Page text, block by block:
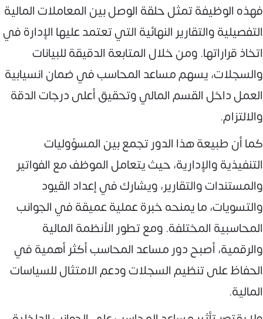
فهذه الوظيفة تمثل حلقة الوصل بين المعاملات المالية
التفصيلية والتقارير النهائية التي تعتمد عليها الإدارة في
اتخاذ قراراتها. ومن خلال المتابعة الدقيقة للبيانات
والسجلات، يسهم مساعد المحاسب في ضمان انسيابية
العمل داخل القسم المالي وتحقيق أعلى درجات الدقة
والالتزام.
كما أن طبيعة هذا الدور تجمع بين المسؤوليات
التنفيذية والإدارية، حيث يتعامل الموظف مع الفواتير
والمستندات والتقارير، ويشارك في إعداد القيود
والتسويات، ما يمنحه خبرة عملية عميقة في الجوانب
المحاسبية المختلفة. ومع تطور الأنظمة المالية
والرقمية، أصبح دور مساعد المحاسب أكثر أهمية في
الحفاظ على تنظيم السجلات ودعم الامتثال للسياسات
المالية.